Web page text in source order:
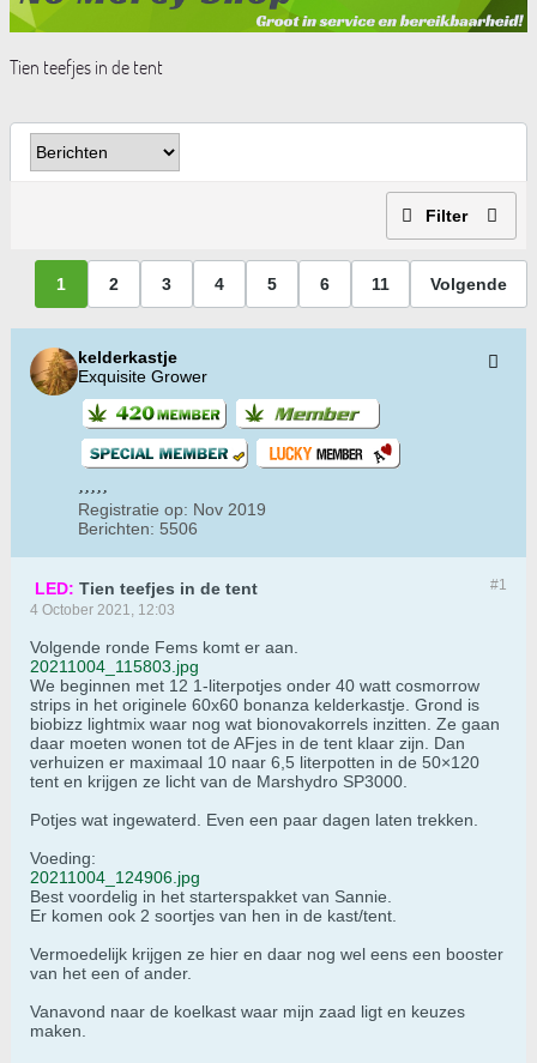
Tien teefjes in de tent
Filter
1 2 3 4 5 6 11 Volgende
kelderkastje
Exquisite Grower
Registratie op: Nov 2019
Berichten: 5506
#1
LED: Tien teefjes in de tent
4 October 2021, 12:03
Volgende ronde Fems komt er aan.
20211004_115803.jpg
We beginnen met 12 1-literpotjes onder 40 watt cosmorrow
strips in het originele 60x60 bonanza kelderkastje. Grond is
biobizz lightmix waar nog wat bionovakorrels inzitten. Ze gaan
daar moeten wonen tot de AFjes in de tent klaar zijn. Dan
verhuizen er maximaal 10 naar 6,5 literpotten in de 50×120
tent en krijgen ze licht van de Marshydro SP3000.
Potjes wat ingewaterd. Even een paar dagen laten trekken.
Voeding:
20211004_124906.jpg
Best voordelig in het starterspakket van Sannie.
Er komen ook 2 soortjes van hen in de kast/tent.
Vermoedelijk krijgen ze hier en daar nog wel eens een booster
van het een of ander.
Vanavond naar de koelkast waar mijn zaad ligt en keuzes
maken.